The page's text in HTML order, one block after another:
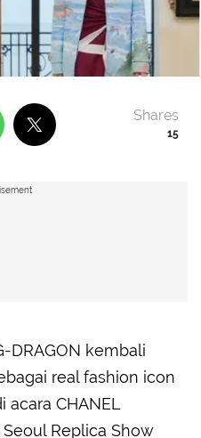
15
Shares
DRAGON kembali
real fashion icon
CHANEL
Replica Show